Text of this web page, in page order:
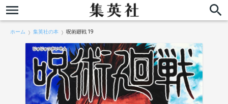
ホーム 集英社の本 呪術廻戦 19